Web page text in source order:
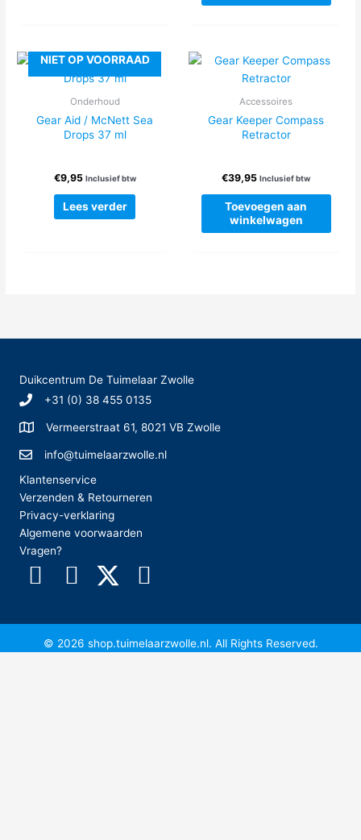
NIET OP VOORRAAD
Onderhoud
Gear Aid / McNett Sea
Drops 37 ml
€9,95 Inclusief btw
Lees verder
Accessoires
Gear Keeper Compass
Retractor
€39,95 Inclusief btw
Toevoegen aan
winkelwagen
Duikcentrum De Tuimelaar Zwolle
+31 (0) 38 455 0135
Vermeerstraat 61, 8021 VB Zwolle
info@tuimelaarzwolle.nl
Klantenservice
Verzenden & Retourneren
Privacy-verklaring
Algemene voorwaarden
Vragen?
© 2026 shop.tuimelaarzwolle.nl. All Rights Reserved.